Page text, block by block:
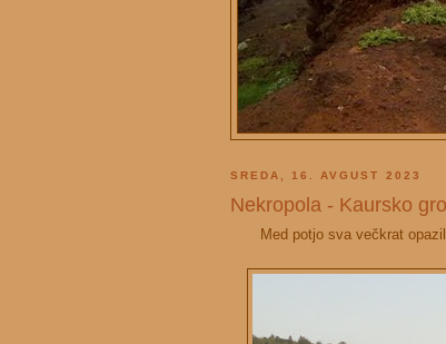
SREDA, 16. AVGUST 2023
Nekropola - Kaursko
Med potjo sva večkrat